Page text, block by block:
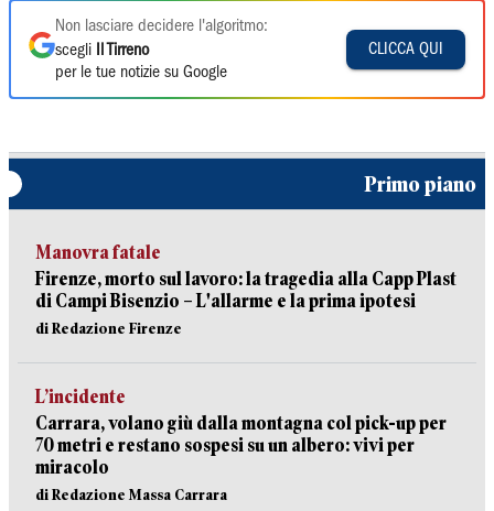
Non lasciare decidere l'algoritmo:
scegli
Il Tirreno
per le tue notizie su Google
CLICCA QUI
Primo piano
Manovra fatale
Firenze, morto sul lavoro: la tragedia alla Capp Plast
di Campi Bisenzio – L'allarme e la prima ipotesi
di Redazione Firenze
L’incidente
Carrara, volano giù dalla montagna col pick-up per
70 metri e restano sospesi su un albero: vivi per
miracolo
di Redazione Massa Carrara